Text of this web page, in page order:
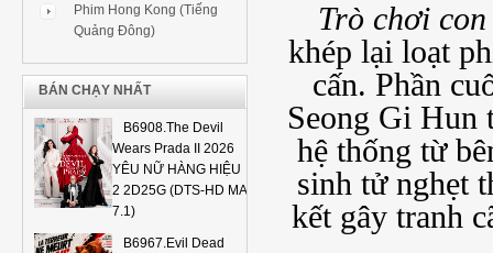
Phim Hong Kong (Tiếng
Quảng Đông)
BÁN CHẠY NHẤT
B6908.The Devil
Wears Prada II 2026
YÊU NỮ HÀNG HIỆU
2 2D25G (DTS-HD MA
7.1)
B6967.Evil Dead
Trò chơi
khép lại loạt
cấn. Phần
Seong Gi Hun
hệ thống từ
sinh tử nghẹt
kết gây tranh